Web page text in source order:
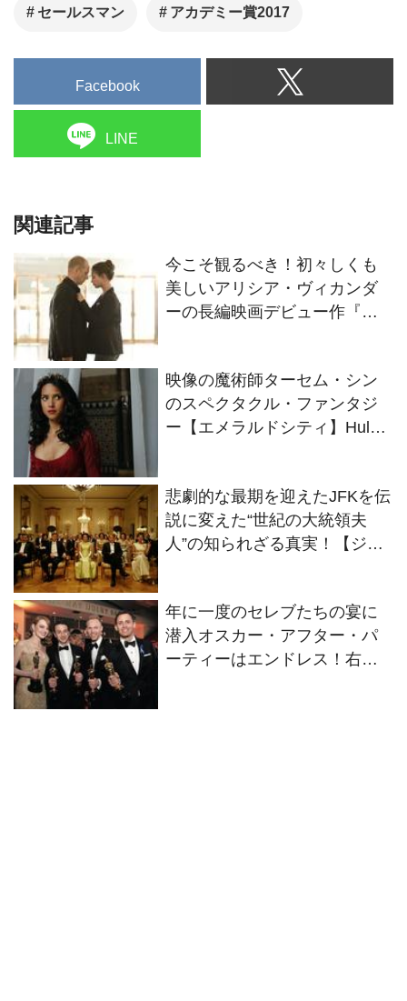
セールスマン アカデミー賞2017
Facebook
LINE
関連記事
今こそ観るべき！初々しくも
美しいアリシア・ヴィカンダ
ーの長編映画デビュー作『ピ
映像の魔術師ターセム・シン
のスペクタクル・ファンタジ
ー【エメラルドシティ】Hulu
悲劇的な最期を迎えたJFKを伝
説に変えた“世紀の大統領夫
人”の知られざる真実！【ジャ
中！！
年に一度のセレブたちの宴に
潜入オスカー・アフター・パ
ーティーはエンドレス！右を